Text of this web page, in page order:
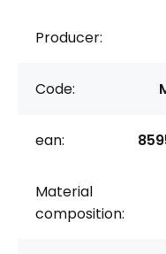
Producer:
Code:
ean:
Material
composition: